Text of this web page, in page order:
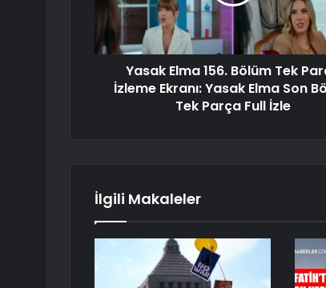
Yasak Elma 156. Bölüm Tek
İzleme Ekranı: Yasak Elma Son
Tek Parça Full İzle
İlgili Makaleler